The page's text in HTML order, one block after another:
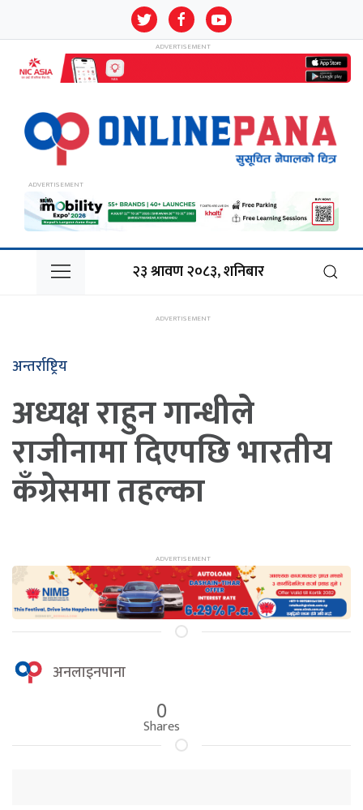
२३ श्रावण २०८३, शनिबार
अन्तर्राष्ट्रिय
अध्यक्ष राहुन गान्धीले
राजीनामा दिएपछि भारतीय
कँग्रेसमा तहल्का
अनलाइनपाना
0
Shares